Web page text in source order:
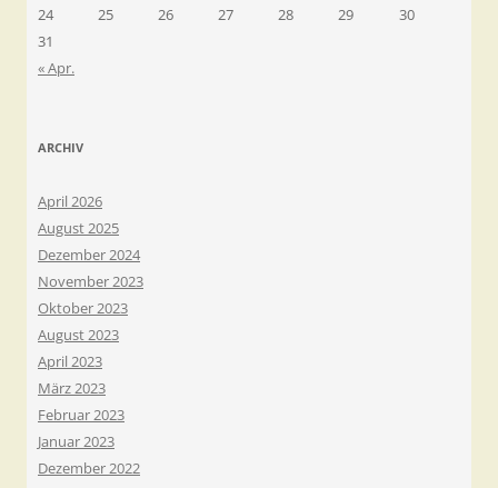
24
25 26 27 28 29
30
31
« Apr.
ARCHIV
April 2026
August 2025
Dezember 2024
November 2023
Oktober 2023
August 2023
April 2023
März 2023
Februar 2023
Januar 2023
Dezember 2022